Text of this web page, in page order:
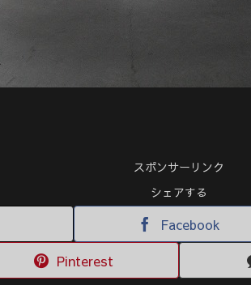
スポンサーリンク
シェアする
Facebook
Pinterest